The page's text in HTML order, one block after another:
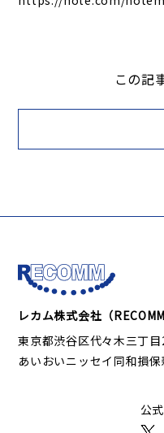
この記
レカム株式会社（
東京都渋谷区代々木三丁
あいおいニッセイ同和損
公